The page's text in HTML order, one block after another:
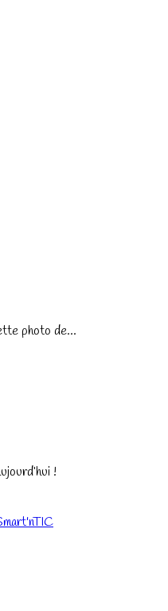
photo de...
!